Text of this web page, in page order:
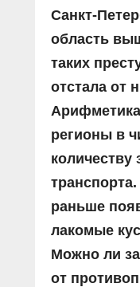
Санкт-
область
таких
отстала от
регионы в
количеству
раньше
лакомые
Можно ли
от